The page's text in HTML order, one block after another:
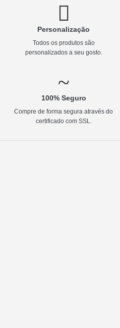
Personalização
Todos os produtos são
personalizados a seu gosto.
100% Seguro
Compre de forma segura através do
certificado com SSL.